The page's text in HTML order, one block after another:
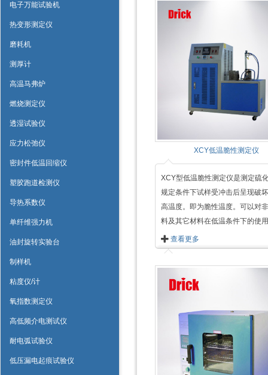
电子万能试验机
热变形测定仪
磨耗机
测厚计
高温马弗炉
燃烧测定仪
透湿试验仪
应力松弛仪
密封件低温回缩仪
塑胶跑道检测仪
导热系数仪
单纤维强力机
油封旋转实验台
制样机
粘度仪/计
氧指数测定仪
高低频介电测试仪
耐电弧试验仪
低压漏电起痕试验仪
XCY低温脆性测定仪
XCY型低温脆性测定仪是测定硫
规定条件下试样受冲击后呈现破
高温度。即为脆性温度。可以对
料及其它材料在低温条件下的使
查看更多